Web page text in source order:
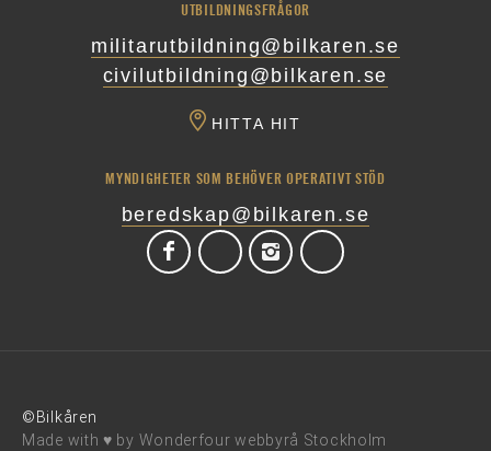
UTBILDNINGSFRÅGOR
militarutbildning@bilkaren.se
civilutbildning@bilkaren.se
HITTA HIT
MYNDIGHETER SOM BEHÖVER OPERATIVT STÖD
beredskap@bilkaren.se
©Bilkåren
Made with ♥ by Wonderfour webbyrå Stockholm